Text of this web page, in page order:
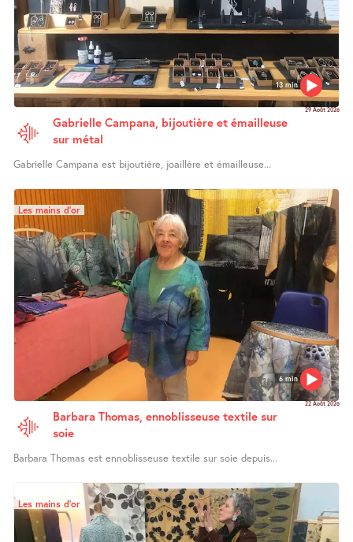
13 min
29 Août 2026
Gabrielle Campana, bijoutière et émailleuse
sur métal
Gabrielle Campana est bijoutière, joaillère et émailleuse...
6 min
Les mains d’or
22 Août 2026
Barbara Thomas, ennoblisseuse textile sur
soie
Barbara Thomas est ennoblisseuse textile sur soie depuis...
Les mains d’or